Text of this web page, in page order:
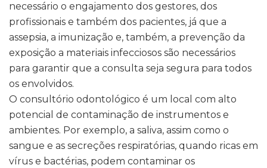
necessário o engajamento dos gestores, dos
profissionais e também dos pacientes, já que a
assepsia, a imunização e, também, a prevenção da
exposição a materiais infecciosos são necessários
para garantir que a consulta seja segura para todos
os envolvidos.
O consultório odontológico é um local com alto
potencial de contaminação de instrumentos e
ambientes. Por exemplo, a saliva, assim como o
sangue e as secreções respiratórias, quando ricas em
vírus e bactérias, podem contaminar os